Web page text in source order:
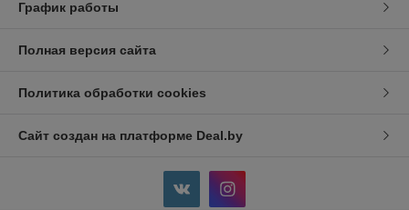
График работы
Полная версия сайта
Политика обработки cookies
Сайт создан на платформе Deal.by